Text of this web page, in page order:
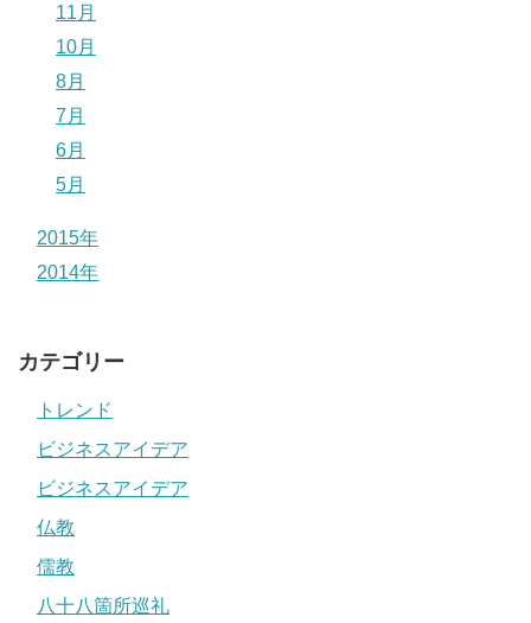
11月
10月
8月
7月
6月
5月
2015年
2014年
カテゴリー
トレンド
ビジネスアイデア
ビジネスアイデア
仏教
儒教
八十八箇所巡礼